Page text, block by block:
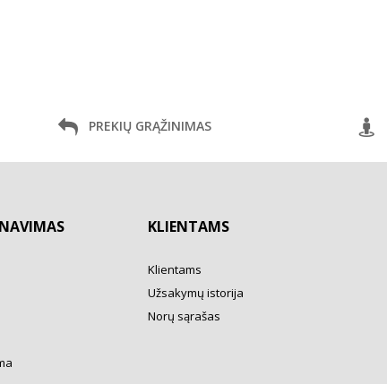
PREKIŲ GRĄŽINIMAS
KLIENTAMS
Klientams
Užsakymų istorija
Norų sąrašas